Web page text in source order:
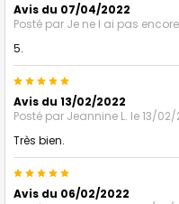
Avis du 07/04/2022
Posté par Je ne l ai pas
5.
5
Avis du 13/02/2022
Posté par Jeannine L. le 13/02/
Très bien.
5
Avis du 06/02/2022